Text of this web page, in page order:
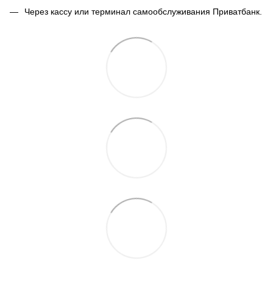
Через кассу или терминал самообслуживания Приватбанк.